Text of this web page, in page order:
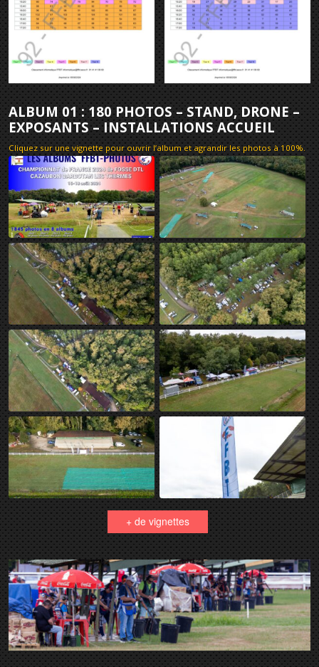
ALBUM 01 : 180 PHOTOS – STAND, DRONE –
EXPOSANTS – INSTALLATIONS ACCUEIL
Cliquez sur une vignette pour ouvrir l’album et agrandir les photos à 100%.
+ de vignettes